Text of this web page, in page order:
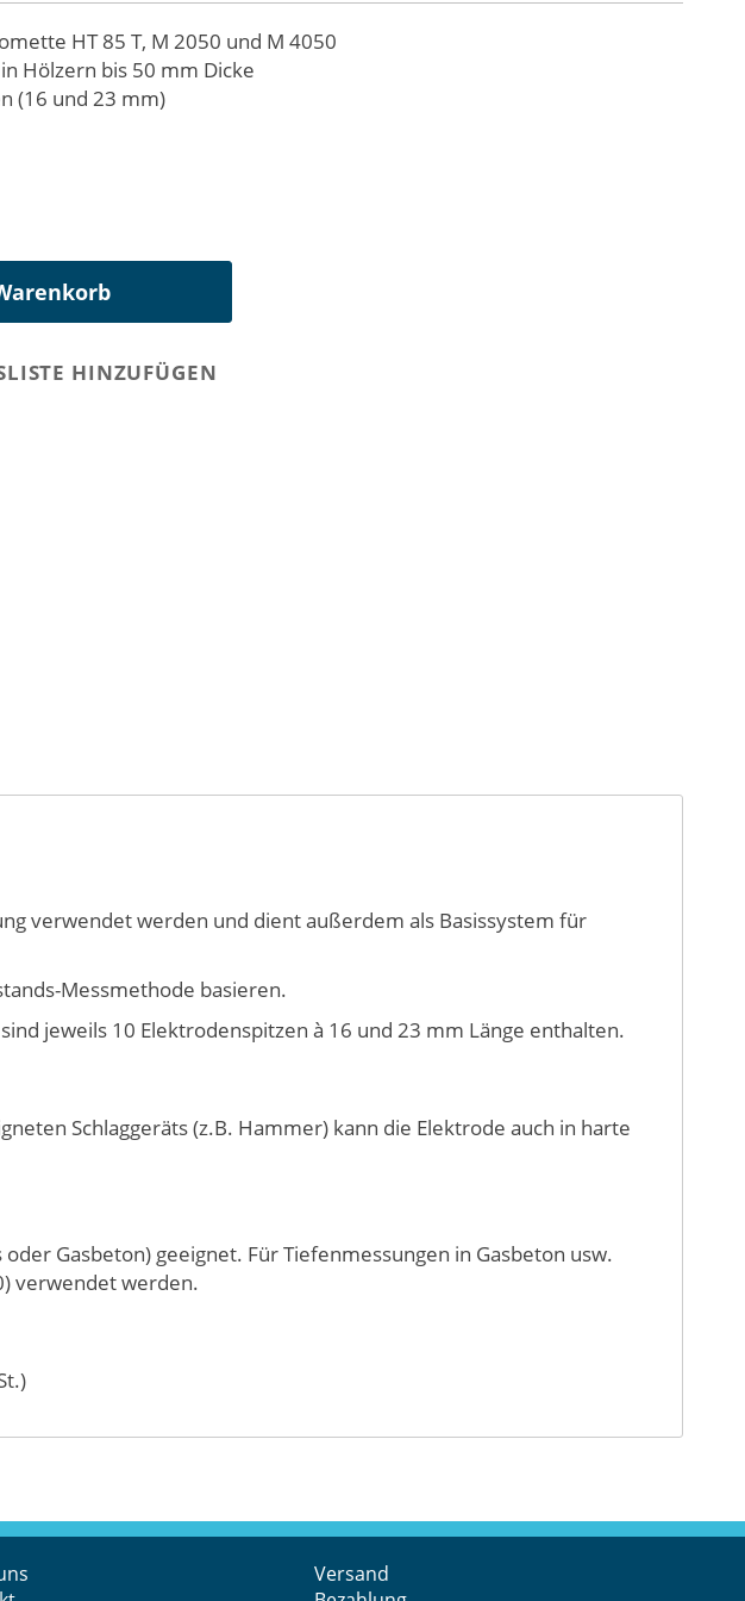
HT 85 T, M 2050 und M 4050
Hölzern bis 50 mm Dicke
(16 und 23 mm)
HINZUFÜGEN
verwendet werden und dient außerdem als Basissystem für
Messmethode basieren.
jeweils 10 Elektrodenspitzen à 16 und 23 mm Länge enthalten.
Schlaggeräts (z.B. Hammer) kann die Elektrode auch in harte
Gasbeton) geeignet. Für Tiefenmessungen in Gasbeton usw.
verwendet werden.
Versand